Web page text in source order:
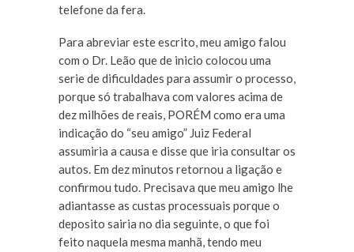
telefone da fera.
Para abreviar este escrito, meu amigo falou
com o Dr. Leão que de inicio colocou uma
serie de dificuldades para assumir o processo,
porque só trabalhava com valores acima de
dez milhões de reais, PORÉM como era uma
indicação do “seu amigo” Juiz Federal
assumiria a causa e disse que iria consultar os
autos. Em dez minutos retornou a ligação e
confirmou tudo. Precisava que meu amigo lhe
adiantasse as custas processuais porque o
deposito sairia no dia seguinte, o que foi
feito naquela mesma manhã, tendo meu